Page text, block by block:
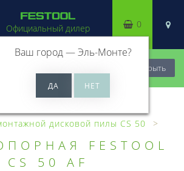
успей купить! Закрыть
Официальный дилер
Ваш город —Эль-Монте?
0
дисковой пилы CS 50
FESTOOL
CS 50 AF